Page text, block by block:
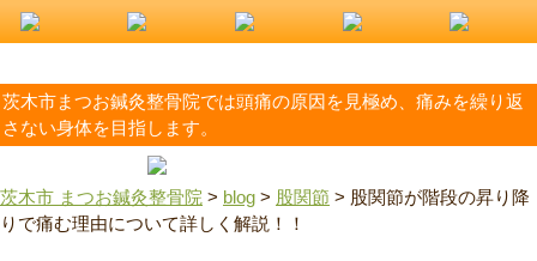
茨木市まつお鍼灸整骨院では頭痛の原因を見極め、痛みを繰り返
さない身体を目指します。
茨木市 まつお鍼灸整骨院 > blog > 股関節 > 股関節が階段の昇り降
りで痛む理由について詳しく解説！！